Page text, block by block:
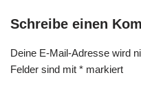
Schreibe einen
Deine E-Mail-Adresse wird
Felder sind mit * markiert